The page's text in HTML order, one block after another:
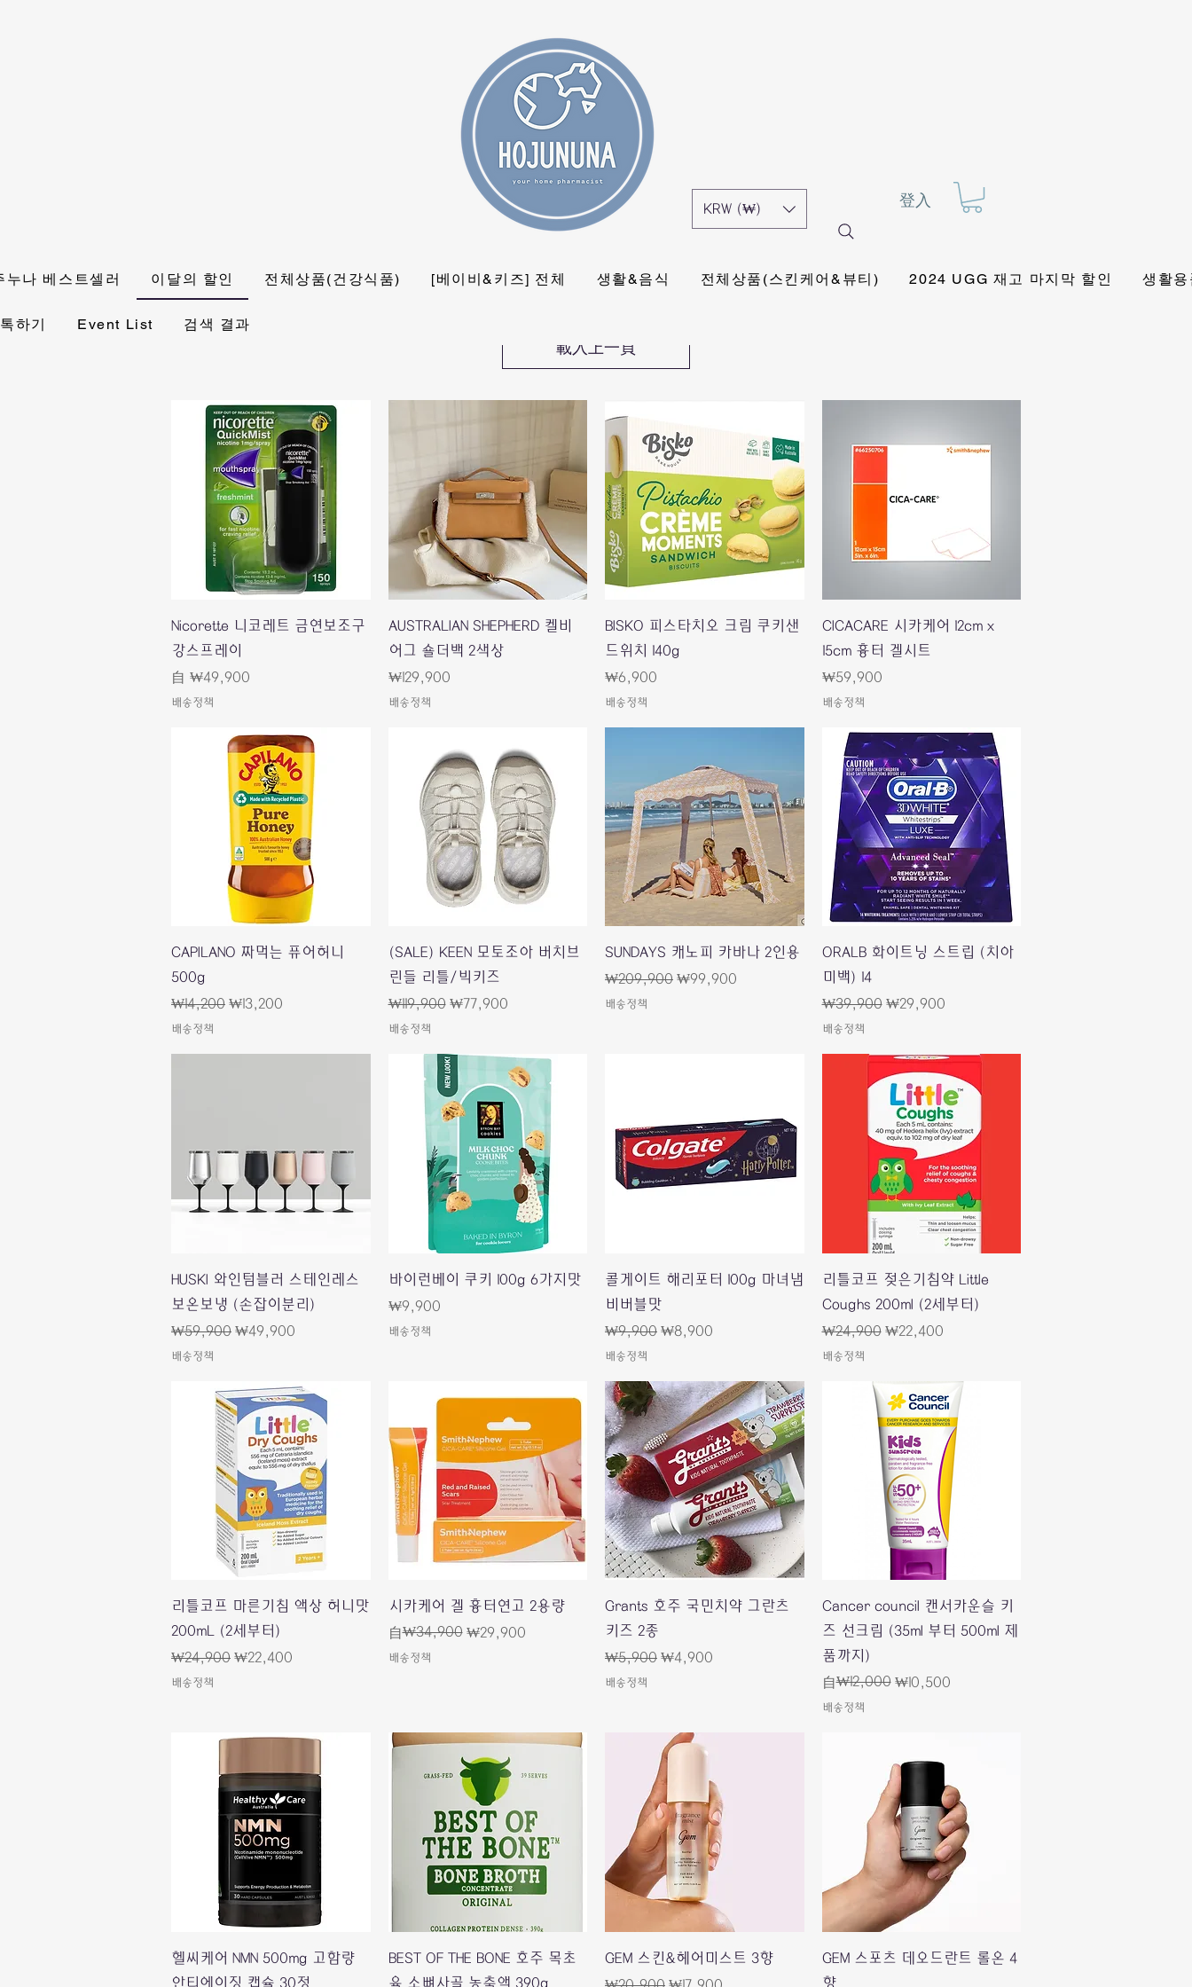
KRW (₩)
登入
누나 베스트셀러 이달의 할인 전체상품(건강식품) [베이비&키즈] 전체 생활&음식 전체상품(스킨케어&뷰티) 2024 UGG 재고 마지막 할인 생활
하기 Event List 검색 결과
載入上一頁
快速瀏覽
Nicorette 니코레트 금연보조구
강스프레이
自 ₩49,900
促銷價格
배송정책
快速瀏覽
AUSTRALIAN SHEPHERD 켈비
어그 숄더백 2색상
價格
₩129,900
배송정책
快速瀏覽
BISKO 피스타치오 크림 쿠키샌
드위치 140g
價格
₩6,900
배송정책
快速瀏覽
CICACARE 시카케어 12cm x
15cm 흉터 겔시트
價格
₩59,900
배송정책
快速瀏覽
CAPILANO 짜먹는 퓨어허니
500g
一般價格
₩14,200 促銷價格
₩13,200
배송정책
快速瀏覽
(SALE) KEEN 모토조아 버치브
린들 리틀/빅키즈
一般價格
₩119,900 促銷價格
₩77,900
배송정책
快速瀏覽
SUNDAYS 캐노피 카바나 2인용
一般價格
₩209,900 促銷價格
₩99,900
배송정책
快速瀏覽
ORALB 화이트닝 스트립 (치아
미백) 14
一般價格
₩39,900 促銷價格
₩29,900
배송정책
快速瀏覽
HUSKI 와인텀블러 스테인레스
보온보냉 (손잡이분리)
一般價格
₩59,900 促銷價格
₩49,900
배송정책
快速瀏覽
바이런베이 쿠키 100g 6가지맛
價格
₩9,900
배송정책
快速瀏覽
콜게이트 해리포터 100g 마녀냄
비버블맛
一般價格
₩9,900 促銷價格
₩8,900
배송정책
快速瀏覽
리틀코프 젖은기침약 Little
Coughs 200ml (2세부터)
一般價格
₩24,900 促銷價格
₩22,400
배송정책
快速瀏覽
리틀코프 마른기침 액상 허니맛
200mL (2세부터)
一般價格
₩24,900 促銷價格
₩22,400
배송정책
快速瀏覽
시카케어 겔 흉터연고 2용량
自
一般價格
₩34,900 ₩29,900
促銷價格
배송정책
快速瀏覽
Grants 호주 국민치약 그란츠
키즈 2종
一般價格
₩5,900 促銷價格
₩4,900
배송정책
快速瀏覽
Cancer council 캔서카운슬 키
즈 선크림 (35ml 부터 500ml 제
품까지)
自
一般價格
₩12,000 ₩10,500
促銷價格
배송정책
快速瀏覽
헬씨케어 NMN 500mg 고함량
안티에이징 캡슐 30정
快速瀏覽
BEST OF THE BONE 호주 목초
육 소뼈사골 농축액 390g
快速瀏覽
GEM 스킨&헤어미스트 3향
一般價格 促銷價格
快速瀏覽
GEM 스포츠 데오드란트 롤온 4
향